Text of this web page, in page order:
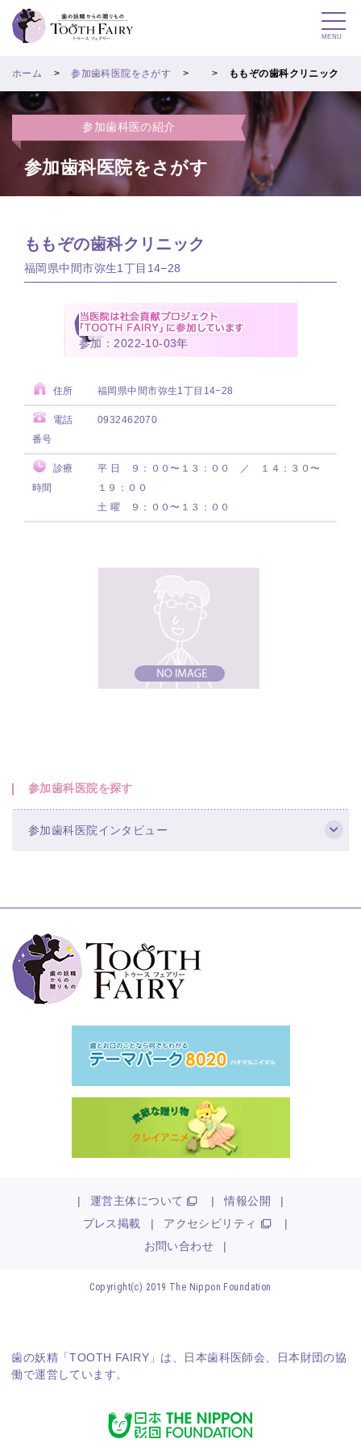
MENU
ホーム 参加歯科医院をさがす ももぞの歯科クリニック
参加歯科医の紹介
参加歯科医院をさがす
ももぞの歯科クリニック
福岡県中間市弥生1丁目14−28
参加：2022-10-03年
住所 福岡県中間市弥生1丁目14−28
電話
番号
0932462070
診療
時間
平 日 ９：００〜１３：００ ／ １４：３０〜
１９：００
土 曜 ９：００〜１３：００
参加歯科医院を探す
参加歯科医院インタビュー
| 運営主体について | 情報公開
|
プレス掲載
| アクセシビリティ
|
お問い合わせ
|
Copyright(c) 2019 The Nippon Foundation
歯の妖精「TOOTH FAIRY」は、 日本歯科医師会 日本財団の協
働で運営しています。